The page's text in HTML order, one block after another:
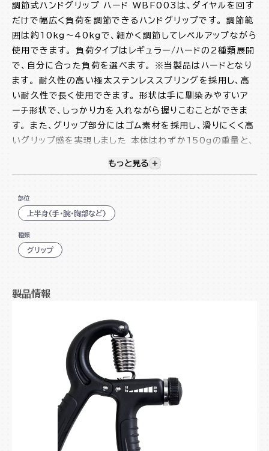
調節式ハンドグリップ ハード WBF003は、ダイヤルを回す
だけで幅広く負荷を調節できるハンドグリップです。 調節範
囲は約10kg～40kgで、細かく調節してレベルアップながら
使用できます。 負荷タイプはレギュラー/ハードの2種類展開
で、自分に合った負荷を選べます。 ※当製品はハードとなり
ます。 耐久性の高い極太ステンレススプリングを採用し、高
い耐久性で長く使用できます。 形状は手に馴染みやすいア
ーチ形状で、しっかり力を入れながら握りこむことができま
す。 また、グリップ部分にはゴム素材を採用し、滑りにくく高
いグリップ感を実現しました 本体はわずか150gの重量と、
なサイズです。 この使いやすいハンドグリップでトレーニング
ダイヤルを回すだけで幅広く負荷調節できる
握りやすいアーチ形状とゴムグリップ
視覚的に非表示のコンテンツを
もっと見る
部位
上半身(手・腕・胸部など)
種類
グリップ
製品情報